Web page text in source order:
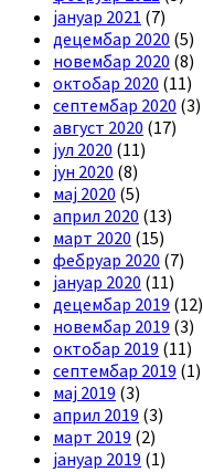
јануар 2021 (7)
децембар 2020 (5)
новембар 2020 (8)
октобар 2020 (11)
септембар 2020 (3)
август 2020 (17)
јул 2020 (11)
јун 2020 (8)
мај 2020 (5)
април 2020 (13)
март 2020 (15)
фебруар 2020 (7)
јануар 2020 (11)
децембар 2019 (12)
новембар 2019 (3)
октобар 2019 (11)
септембар 2019 (1)
мај 2019 (3)
април 2019 (3)
март 2019 (2)
јануар 2019 (1)